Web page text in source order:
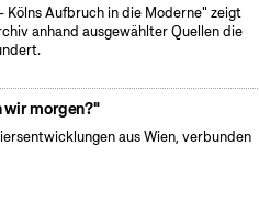
Kölns Aufbruch in die Moderne" zeigt
anhand ausgewählter Quellen die
wir morgen?"
aus Wien, verbunden